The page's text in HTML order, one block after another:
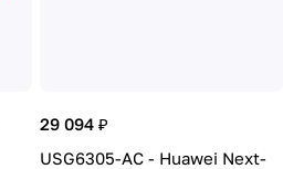
29 094 ₽
USG6305-AC - Huawei Next-